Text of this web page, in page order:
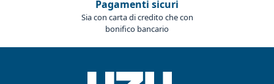
Pagamenti sicuri
Sia con carta di credito che con
bonifico bancario